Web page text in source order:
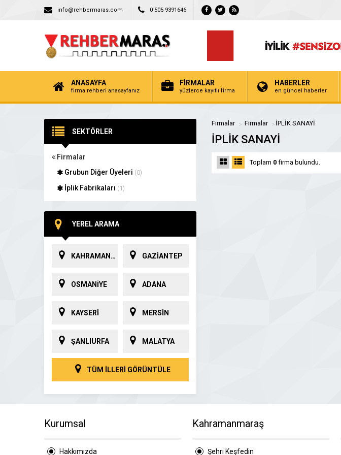
info@rehbermaras.com 0 505 9391646
ANASAYFA
firma rehberi anasayfanız
FİRMALAR
yüzlerce kayıtlı firma
HABERLER
en güncel haberler
SEKTÖRLER
Firmalar
Grubun Diğer Üyeleri (0)
İplik Fabrikaları (1)
YEREL ARAMA
KAHRAMANMARAŞ GAZİANTEP
OSMANİYE ADANA
KAYSERİ MERSİN
ŞANLIURFA MALATYA
TÜM İLLERİ GÖRÜNTÜLE
Firmalar Firmalar İPLİK SANAYİ
İPLİK SANAYİ
Toplam 0 firma bulundu.
Kurumsal
Hakkımızda
Kahramanmaraş
Şehri Keşfedin